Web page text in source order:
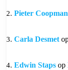
Pieter
Carla Desmet
Edwin Staps op